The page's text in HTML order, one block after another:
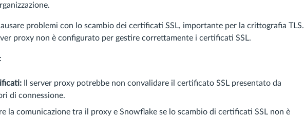
problemi con lo scambio dei certificati SSL, importante per la crittografia TLS.
proxy non è configurato per gestire correttamente i certificati SSL.
Il server proxy potrebbe non convalidare il certificato SSL presentato da
di connessione.
la comunicazione tra il proxy e Snowflake se lo scambio di certificati SSL non è